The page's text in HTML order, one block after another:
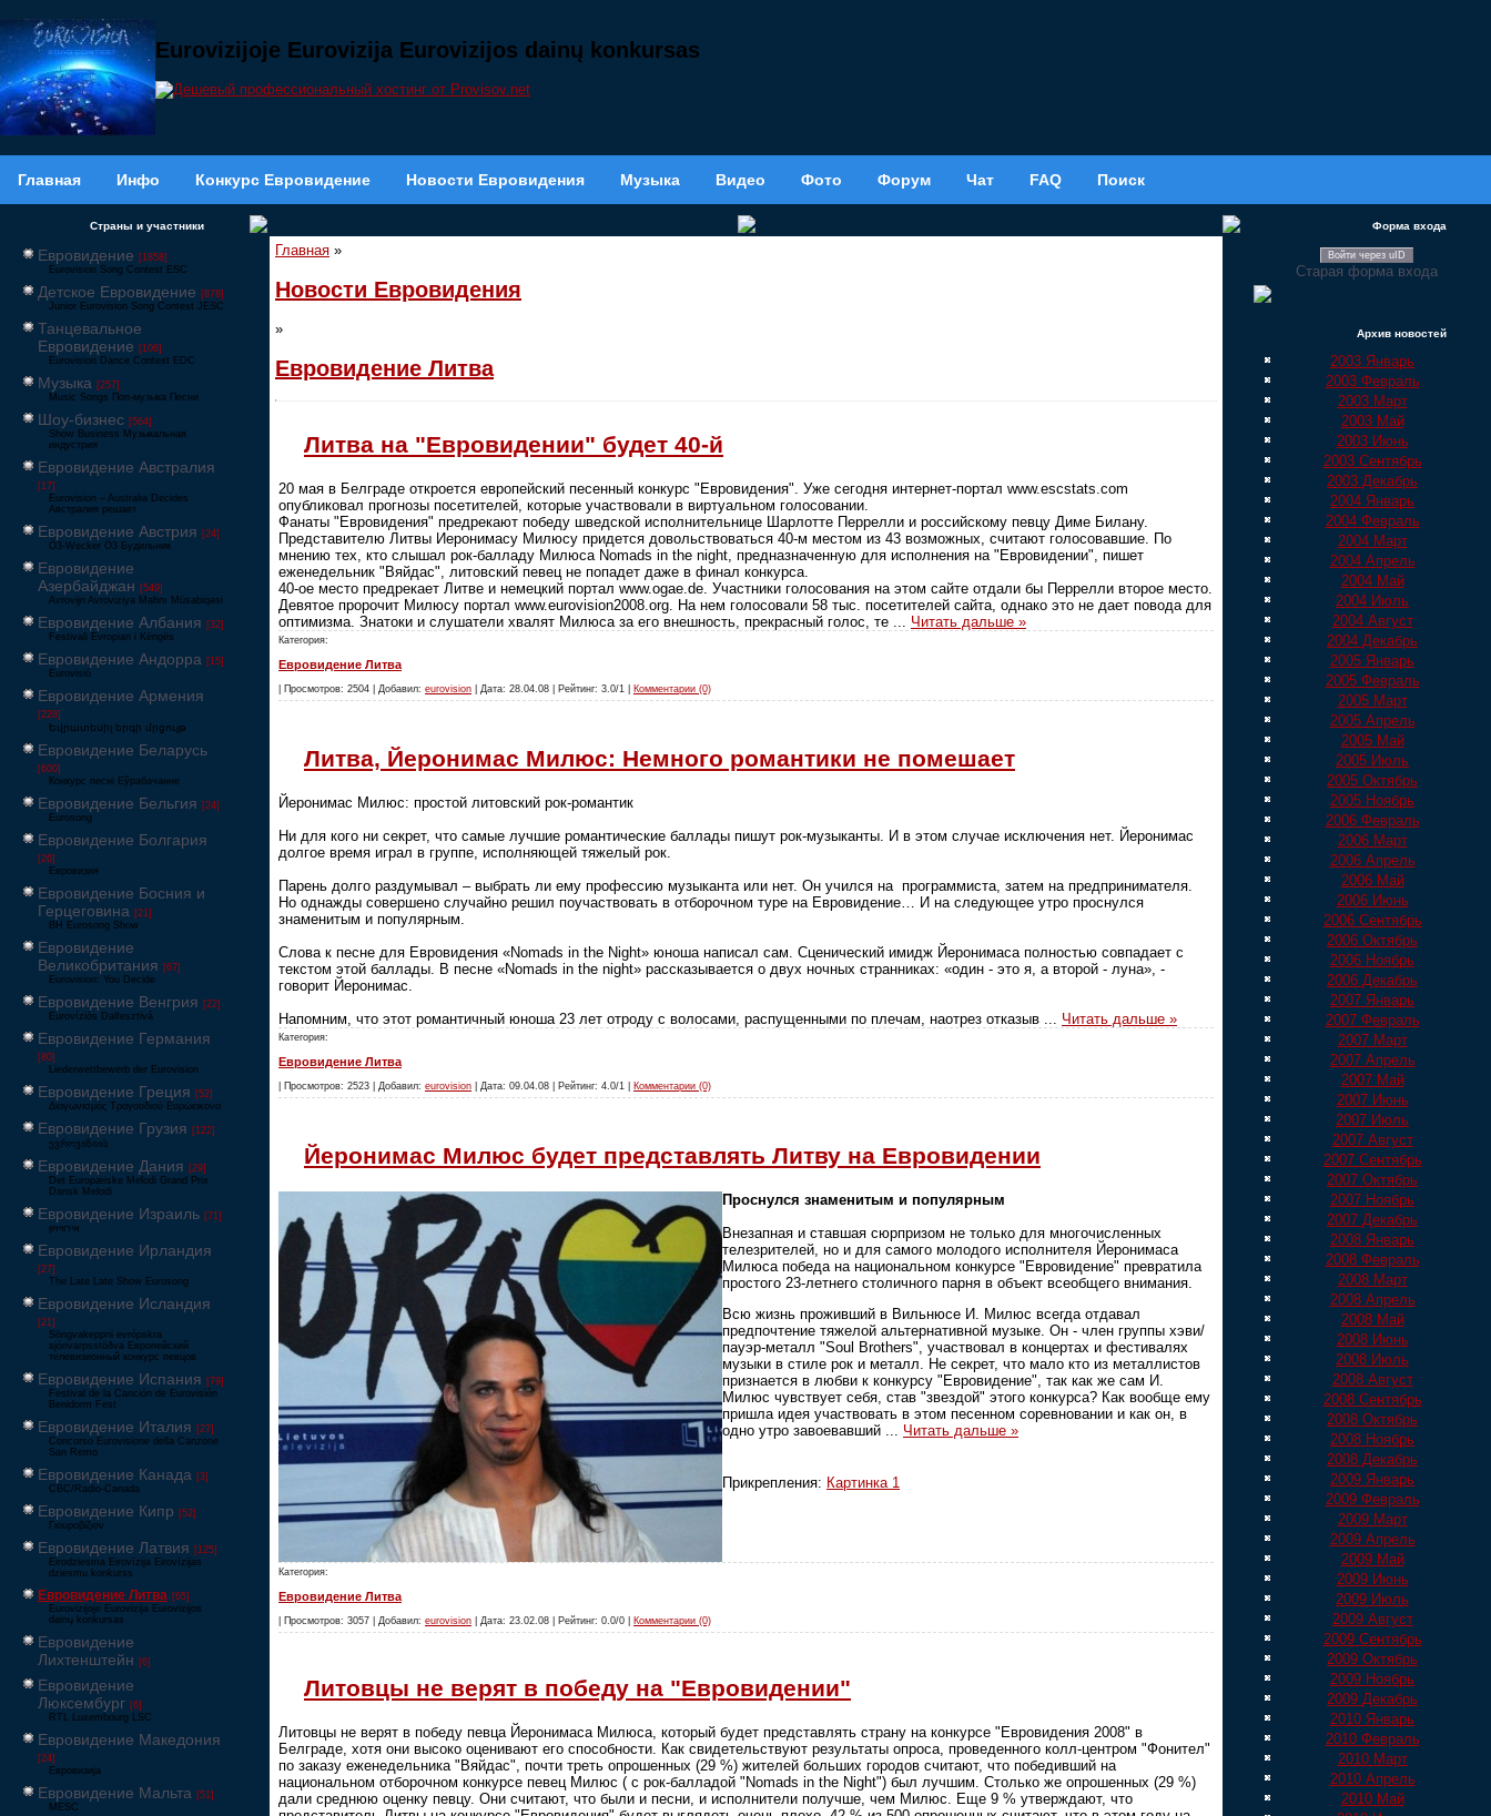
Eurovizijoje Eurovizija Eurovizijos dainų konkursas
Главная Инфо Конкурс Евровидение Новости Евровидения Музыка Видео Фото Форум Чат FAQ Поиск
Страны и участники
Евровидение [1858]
Eurovision Song Contest ESC
Детское Евровидение [878]
Junior Eurovision Song Contest JESC
Танцевальное
Евровидение [106]
Eurovision Dance Contest EDC
Музыка [257]
Music Songs Поп-музыка Песни
Шоу-бизнес [564]
Show Business Музыкальная
индустрия
Евровидение Австралия
[17]
Eurovision – Australia Decides
Австралия решает
Евровидение Австрия [24]
Ö3-Wecker Ö3 Будильник
Евровидение
Азербайджан [549]
Avrovijn Avroviziya Mahnı Müsabiqəsi
Евровидение Албания [32]
Festivali Evropian i Këngës
Евровидение Андорра [15]
Eurovisió
Евровидение Армения
[228]
Եվրատեսիլ երգի մրցույթ
Евровидение Беларусь
[600]
Конкурс песні Еўрабачанне
Евровидение Бельгия [24]
Eurosong
Евровидение Болгария
[26]
Евровизия
Евровидение Босния и
Герцеговина [21]
BH Eurosong Show
Евровидение
Великобритания [67]
Eurovision: You Decide
Евровидение Венгрия [22]
Eurovíziós Dalfesztivá
Евровидение Германия
[80]
Liederwettbewerb der Eurovision
Евровидение Греция [52]
Διαγωνισμός Τραγουδιού Ευρώεικονα
Евровидение Грузия [122]
ევროვიზიის
Евровидение Дания [29]
Det Europæiske Melodi Grand Prix
Dansk Melodi
Евровидение Израиль [71]
‏אירוויזיון
Евровидение Ирландия
[27]
The Late Late Show Eurosong
Евровидение Исландия
[21]
Söngvakeppni evrópskra
sjónvarpsstöðva Европейский
телевизионный конкурс певцов
Евровидение Испания [79]
Festival de la Canción de Eurovisión
Benidorm Fest
Евровидение Италия [27]
Concorso Eurovisione della Canzone
San Remo
Евровидение Канада [3]
CBC/Radio-Canada
Евровидение Кипр [52]
Γιουροβίζιον
Евровидение Латвия [125]
Eirodziesma Eirovīzija Eirovīzijas
dziesmu konkurss
Евровидение Литва [65]
Eurovizijoje Eurovizija Eurovizijos
dainų konkursas
Евровидение
Лихтенштейн [6]
Евровидение
Люксембург [6]
RTL Luxembourg LSC
Евровидение Македония
[24]
Евровизија
Евровидение Мальта [51]
MESC
Главная »
Новости Евровидения
»
Евровидение Литва
Литва на "Евровидении" будет 40-й
20 мая в Белграде откроется европейский песенный конкурс "Евровидения". Уже сегодня интернет-портал www.escstats.com
опубликовал прогнозы посетителей, которые участвовали в виртуальном голосовании.
Фанаты "Евровидения" предрекают победу шведской исполнительнице Шарлотте Перрелли и российскому певцу Диме Билану.
Представителю Литвы Иеронимасу Милюсу придется довольствоваться 40-м местом из 43 возможных, считают голосовавшие. По
мнению тех, кто слышал рок-балладу Милюса Nomads in the night, предназначенную для исполнения на "Евровидении", пишет
еженедельник "Вяйдас", литовский певец не попадет даже в финал конкурса.
40-ое место предрекает Литве и немецкий портал www.ogae.de. Участники голосования на этом сайте отдали бы Перрелли второе место.
Девятое пророчит Милюсу портал www.eurovision2008.org. На нем голосовали 58 тыс. посетителей сайта, однако это не дает повода для
оптимизма. Знатоки и слушатели хвалят Милюса за его внешность, прекрасный голос, те
Читать дальше »
Категория:
Евровидение Литва
| Просмотров: 2504 | Добавил: eurovision | Дата: 28.04.08 | Рейтинг: 3.0/1 | Комментарии (0)
Литва, Йеронимас Милюс: Немного романтики не помешает
Йеронимас Милюс: простой литовский рок-романтик
Ни для кого ни секрет, что самые лучшие романтические баллады пишут рок-музыканты. И в этом случае исключения нет. Йеронимас
долгое время играл в группе, исполняющей тяжелый рок.
Парень долго раздумывал – выбрать ли ему профессию музыканта или нет. Он учился на программиста, затем на предпринимателя.
Но однажды совершено случайно решил поучаствовать в отборочном туре на Евровидение… И на следующее утро проснулся
знаменитым и популярным.
Слова к песне для Евровидения «Nomads in the Night» юноша написал сам. Сценический имидж Йеронимаса полностью совпадает с
текстом этой баллады. В песне «Nomads in the night» рассказывается о двух ночных странниках: «один - это я, а второй - луна», -
говорит Йеронимас.
Напомним, что этот романтичный юноша 23 лет отроду с волосами, распущенными по плечам, наотрез отказыв
Читать дальше »
Категория:
Евровидение Литва
| Просмотров: 2523 | Добавил: eurovision | Дата: 09.04.08 | Рейтинг: 4.0/1 | Комментарии (0)
Йеронимас Милюс будет представлять Литву на Евровидении
Проснулся знаменитым и популярным
Внезапная и ставшая сюрпризом не только для многочисленных
телезрителей, но и для самого молодого исполнителя Йеронимаса
Милюса победа на национальном конкурсе "Евровидение" превратила
простого 23-летнего столичного парня в объект всеобщего внимания.
Всю жизнь проживший в Вильнюсе И. Милюс всегда отдавал
предпочтение тяжелой альтернативной музыке. Он - член группы хэви/
пауэр-металл "Soul Brothers", участвовал в концертах и фестивалях
музыки в стиле рок и металл. Не секрет, что мало кто из металлистов
признается в любви к конкурсу "Евровидение", так как же сам И.
Милюс чувствует себя, став "звездой" этого конкурса? Как вообще ему
пришла идея участвовать в этом песенном соревновании и как он, в
одно утро завоевавший ... Читать дальше »
Прикрепления: Картинка 1
Категория:
Евровидение Литва
| Просмотров: 3057 | Добавил: eurovision | Дата: 23.02.08 | Рейтинг: 0.0/0 | Комментарии (0)
Литовцы не верят в победу на "Евровидении"
Литовцы не верят в победу певца Йеронимаса Милюса, который будет представлять страну на конкурсе "Евровидения 2008" в
Белграде, хотя они высоко оценивают его способности. Как свидетельствуют результаты опроса, проведенного колл-центром "Фонител"
по заказу еженедельника "Вяйдас", почти треть опрошенных (29 %) жителей больших городов считают, что победивший на
национальном отборочном конкурсе певец Милюс ( с рок-балладой "Nomads in the Night") был лучшим. Столько же опрошенных (29 %)
дали среднюю оценку певцу. Они считают, что были и песни, и исполнители получше, чем Милюс. Еще 9 % утверждают, что
Форма входа
Войти через uID
Старая форма входа
Архив новостей
2003 Январь
2003 Февраль
2003 Март
2003 Май
2003 Июнь
2003 Сентябрь
2003 Декабрь
2004 Январь
2004 Февраль
2004 Март
2004 Апрель
2004 Май
2004 Июль
2004 Август
2004 Декабрь
2005 Январь
2005 Февраль
2005 Март
2005 Апрель
2005 Май
2005 Июль
2005 Октябрь
2005 Ноябрь
2006 Февраль
2006 Март
2006 Апрель
2006 Май
2006 Июнь
2006 Сентябрь
2006 Октябрь
2006 Ноябрь
2006 Декабрь
2007 Январь
2007 Февраль
2007 Март
2007 Апрель
2007 Май
2007 Июнь
2007 Июль
2007 Август
2007 Сентябрь
2007 Октябрь
2007 Ноябрь
2007 Декабрь
2008 Январь
2008 Февраль
2008 Март
2008 Апрель
2008 Май
2008 Июнь
2008 Июль
2008 Август
2008 Сентябрь
2008 Октябрь
2008 Ноябрь
2008 Декабрь
2009 Январь
2009 Февраль
2009 Март
2009 Апрель
2009 Май
2009 Июнь
2009 Июль
2009 Август
2009 Сентябрь
2009 Октябрь
2009 Ноябрь
2009 Декабрь
2010 Январь
2010 Февраль
2010 Март
2010 Апрель
2010 Май